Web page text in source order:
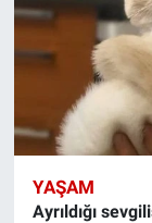
YAŞAM
Ayrıldığı